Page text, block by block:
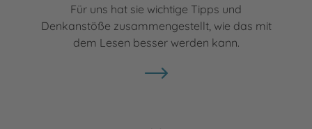
Für uns hat sie wichtige Tipps und
Denkanstöße zusammengestellt, wie das mit
dem Lesen besser werden kann.